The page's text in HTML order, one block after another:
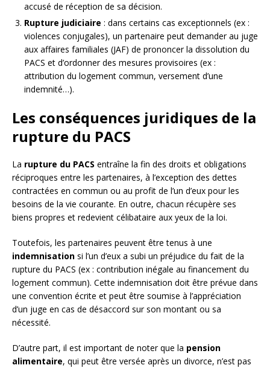
accusé de réception de sa décision.
Rupture judiciaire : dans certains cas exceptionnels (ex :
violences conjugales), un partenaire peut demander au juge
aux affaires familiales (JAF) de prononcer la dissolution du
PACS et d’ordonner des mesures provisoires (ex :
attribution du logement commun, versement d’une
indemnité…).
Les conséquences juridiques de la
rupture du PACS
La rupture du PACS entraîne la fin des droits et obligations
réciproques entre les partenaires, à l’exception des dettes
contractées en commun ou au profit de l’un d’eux pour les
besoins de la vie courante. En outre, chacun récupère ses
biens propres et redevient célibataire aux yeux de la loi.
Toutefois, les partenaires peuvent être tenus à une
indemnisation si l’un d’eux a subi un préjudice du fait de la
rupture du PACS (ex : contribution inégale au financement du
logement commun). Cette indemnisation doit être prévue dans
une convention écrite et peut être soumise à l’appréciation
d’un juge en cas de désaccord sur son montant ou sa
nécessité.
D’autre part, il est important de noter que la pension
alimentaire, qui peut être versée après un divorce, n’est pas